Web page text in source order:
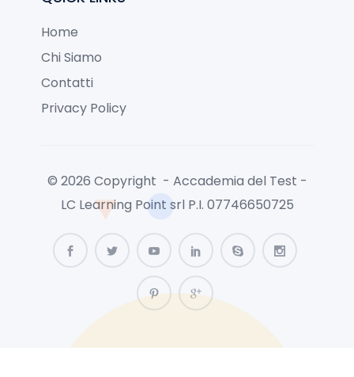
Home
Chi Siamo
Contatti
Privacy Policy
© 2026 Copyright - Accademia del Test -
LC Learning Point srl P.I. 07746650725